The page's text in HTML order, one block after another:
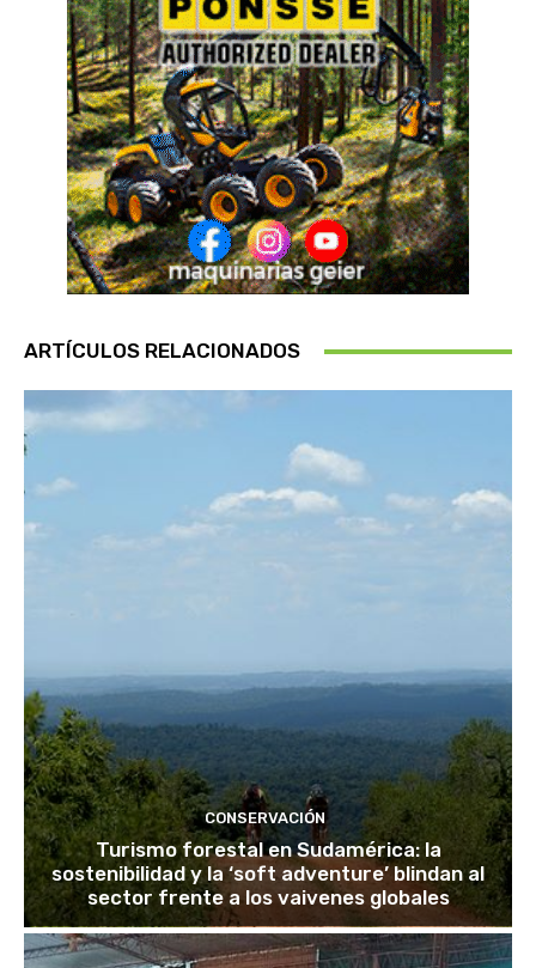
ARTÍCULOS RELACIONADOS
CONSERVACIÓN
Turismo forestal en Sudamérica: la
sostenibilidad y la ‘soft adventure’ blindan al
sector frente a los vaivenes globales